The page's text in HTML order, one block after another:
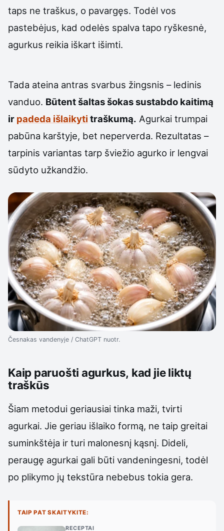
taps ne traškus, o pavargęs. Todėl vos
pastebėjus, kad odelės spalva tapo ryškesnė,
agurkus reikia iškart išimti.
Tada ateina antras svarbus žingsnis – ledinis
vanduo. Būtent šaltas šokas sustabdo kaitimą
ir padeda išlaikyti traškumą. Agurkai trumpai
pabūna karštyje, bet neperverda. Rezultatas –
tarpinis variantas tarp šviežio agurko ir lengvai
sūdyto užkandžio.
Česnakas vandenyje / ChatGPT nuotr.
Kaip paruošti agurkus, kad jie liktų
traškūs
Šiam metodui geriausiai tinka maži, tvirti
agurkai. Jie geriau išlaiko formą, ne taip greitai
suminkštėja ir turi malonesnį kąsnį. Dideli,
peraugę agurkai gali būti vandeningesni, todėl
po plikymo jų tekstūra nebebus tokia gera.
TAIP PAT SKAITYKITE:
RECEPTAI